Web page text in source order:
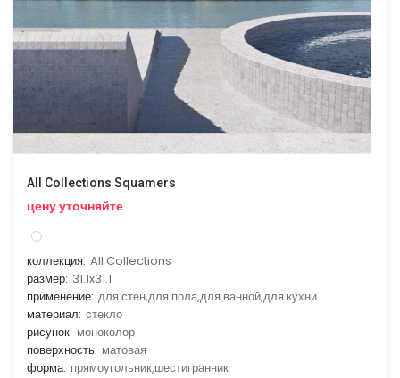
All Collections Squamers
цену уточняйте
коллекция: All Collections
размер: 31.1x31.1
применение: для стен,для пола,для ванной,для кухни
материал: стекло
рисунок: моноколор
поверхность: матовая
форма: прямоугольник,шестигранник